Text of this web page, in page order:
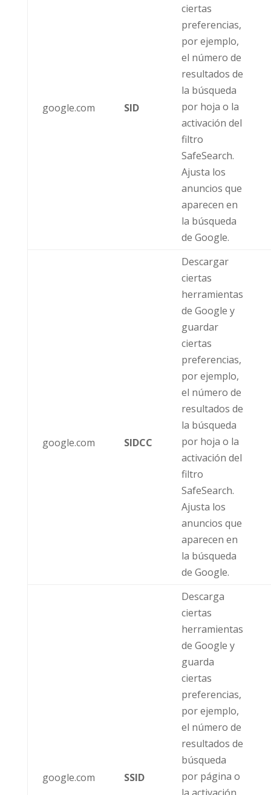
google.com SID
ciertas
preferencias,
por ejemplo,
el número de
resultados de
la búsqueda
por hoja o la
activación del
filtro
SafeSearch.
Ajusta los
anuncios que
aparecen en
la búsqueda
de Google.
google.com SIDCC
Descargar
ciertas
herramientas
de Google y
guardar
ciertas
preferencias,
por ejemplo,
el número de
resultados de
la búsqueda
por hoja o la
activación del
filtro
SafeSearch.
Ajusta los
anuncios que
aparecen en
la búsqueda
de Google.
google.com SSID
Descarga
ciertas
herramientas
de Google y
guarda
ciertas
preferencias,
por ejemplo,
el número de
resultados de
búsqueda
por página o